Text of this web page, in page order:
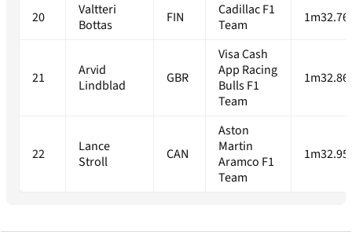
20
Valtteri
Bottas
FIN
Cadillac F1
Team
21
Arvid
Lindblad
GBR
Visa Cash
App Racing
Bulls F1
Team
22
Lance
Stroll
CAN
Aston
Martin
Aramco F1
Team